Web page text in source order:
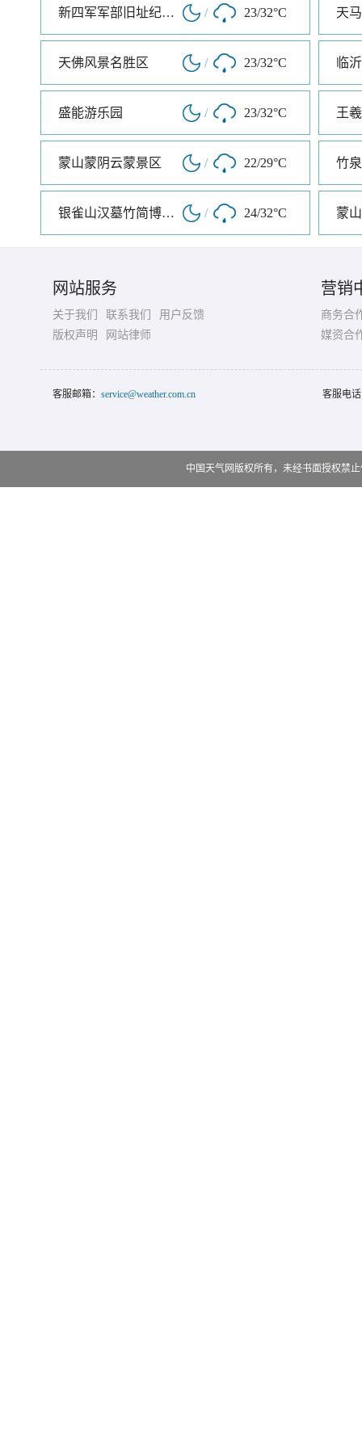
新四军军部旧址纪念馆 / 23/32°C 天
天佛风景名胜区 / 23/32°C
盛能游乐园 / 23/32°C 王
蒙山蒙阴云蒙景区 / 22/29°C 竹
银雀山汉墓竹简博物馆 / 24/32°C 蒙山
网站服务
关于我们 联系我们
用户反馈
版权声明
网站律师
营销
商务合
媒资合
客服邮箱： service@weather.com.cn 客服电
中国天气网版权所有，未经书面授权